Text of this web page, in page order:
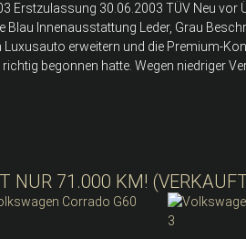
Erstzulassung 30.06.2003 TÜV Neu vor
Innenausstattung Leder, Grau
erweitern und die Premium-
begonnen hatte. Wegen niedriger
NUR 71.000 KM!